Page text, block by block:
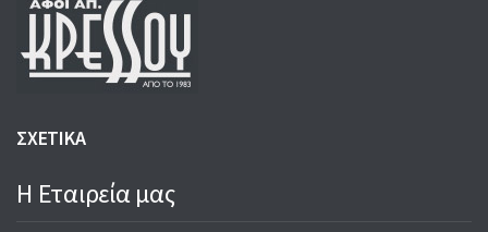
ΣΧΕΤΙΚΑ
Η Εταιρεία μας